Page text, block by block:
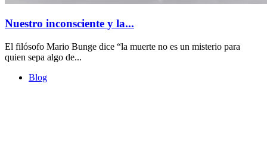
Nuestro inconsciente y la...
El filósofo Mario Bunge dice “la muerte no es un misterio para
quien sepa algo de...
Blog